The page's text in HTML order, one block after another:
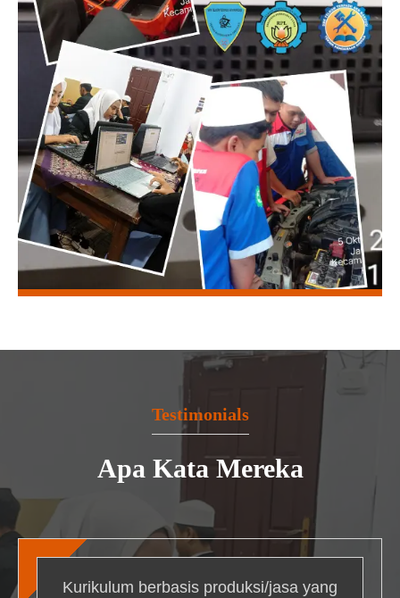
Testimonials
Apa Kata Mereka
Kurikulum berbasis produksi/jasa yang